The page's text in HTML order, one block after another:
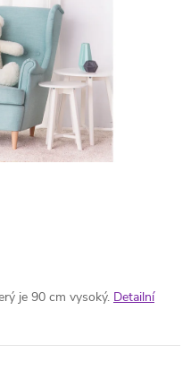
je 90 cm vysoký. Detailní